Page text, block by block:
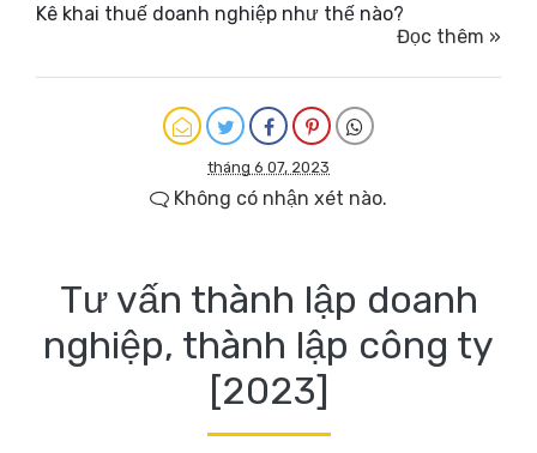
Kê khai thuế doanh nghiệp như thế nào?
Đọc thêm »
tháng 6 07, 2023
Không có nhận xét nào.
Tư vấn thành lập doanh
nghiệp, thành lập công ty
[2023]